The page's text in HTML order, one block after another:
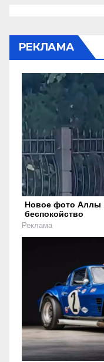
РЕКЛАМА
Новое фото Аллы
беспокойство
Реклама